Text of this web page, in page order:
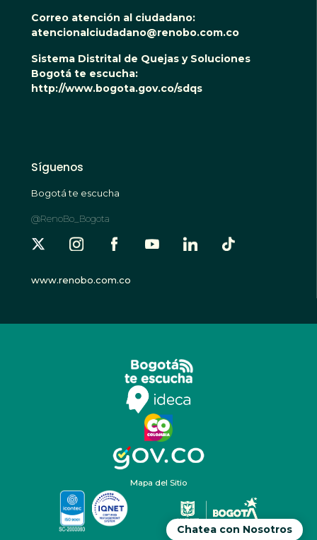
Chatea con Nosotros
Correo atención al ciudadano:
atencionalciudadano@renobo.com.co
Sistema Distrital de Quejas y Soluciones
Bogotá te escucha:
http://www.bogota.gov.co/sdqs
Síguenos
Bogotá te escucha
@RenoBo_Bogota
www.renobo.com.co
Mapa del Sitio